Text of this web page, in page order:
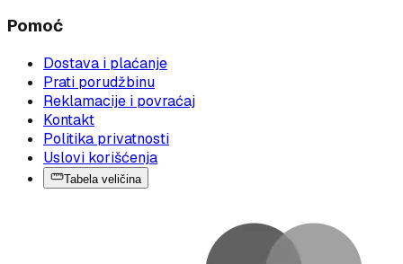
Pomoć
Dostava i plaćanje
Prati porudžbinu
Reklamacije i povraćaj
Kontakt
Politika privatnosti
Uslovi korišćenja
Tabela veličina